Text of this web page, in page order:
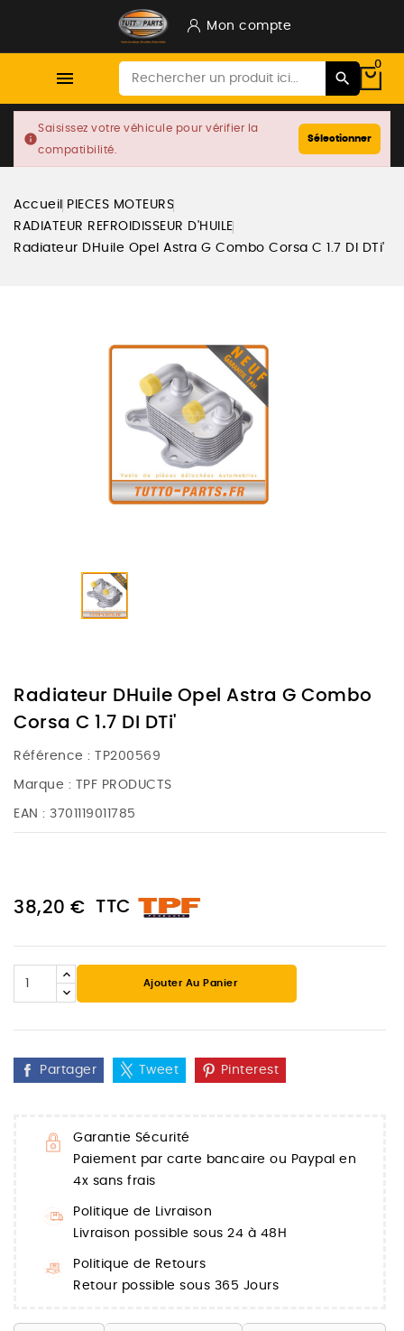
Mon compte

0
info
Saisissez votre véhicule pour vérifier la
compatibilité.
Sélectionner
Accueil
PIECES MOTEURS
RADIATEUR REFROIDISSEUR D'HUILE
Radiateur DHuile Opel Astra G Combo Corsa C 1.7 DI DTi'
Radiateur DHuile Opel Astra G Combo
Corsa C 1.7 DI DTi'
Référence : TP200569
Marque : TPF PRODUCTS
EAN : 3701119011785
38,20 € TTC
Ajouter Au Panier
Partager Tweet Pinterest
Garantie Sécurité
Paiement par carte bancaire ou Paypal en
4x sans frais
Politique de Livraison
Livraison possible sous 24 à 48H
Politique de Retours
Retour possible sous 365 Jours